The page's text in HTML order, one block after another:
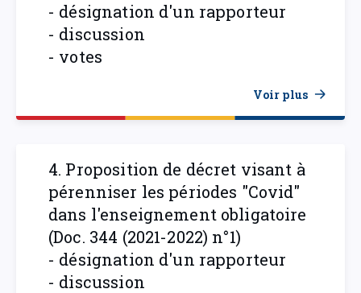
- désignation d'un rapporteur
- discussion
- votes
Voir plus
4. Proposition de décret visant à
pérenniser les périodes "Covid"
dans l'enseignement obligatoire
(Doc. 344 (2021-2022) n°1)
- désignation d'un rapporteur
- discussion